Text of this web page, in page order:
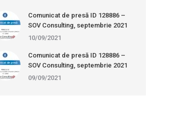
Comunicat de presă ID 128886 –
SOV Consulting, septembrie 2021
10/09/2021
Comunicat de presă ID 128886 –
SOV Consulting, septembrie 2021
09/09/2021